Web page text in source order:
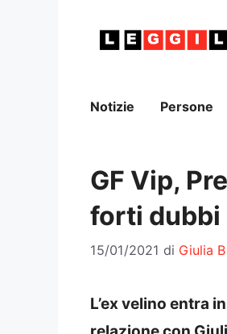
Notizie Persone
GF Vip,
forti dubbi
15/01/2021 di Giulia
L’ex velino entra